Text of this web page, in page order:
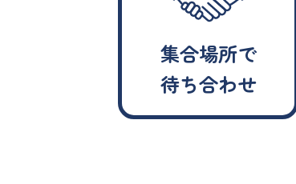
集合場所で
待ち合わせ